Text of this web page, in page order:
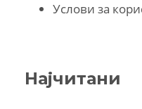
Услови за
Најчитани